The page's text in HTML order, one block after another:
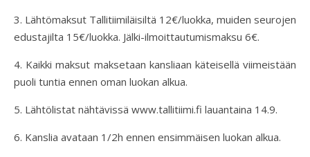
3. Lähtömaksut Tallitiimiläisiltä 12€/luokka, muiden seurojen
edustajilta 15€/luokka. Jälki-ilmoittautumismaksu 6€.
4. Kaikki maksut maksetaan kansliaan käteisellä viimeistään
puoli tuntia ennen oman luokan alkua.
5. Lähtölistat nähtävissä www.tallitiimi.fi lauantaina 14.9.
6. Kanslia avataan 1/2h ennen ensimmäisen luokan alkua.